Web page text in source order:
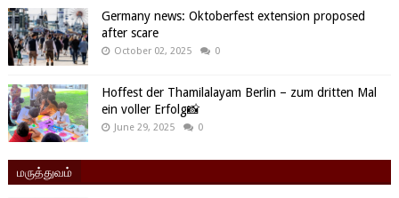
Germany news: Oktoberfest extension proposed
after scare
October 02, 2025 0
Hoffest der Thamilalayam Berlin – zum dritten Mal
ein voller Erfolg📸
June 29, 2025 0
மருத்துவம்